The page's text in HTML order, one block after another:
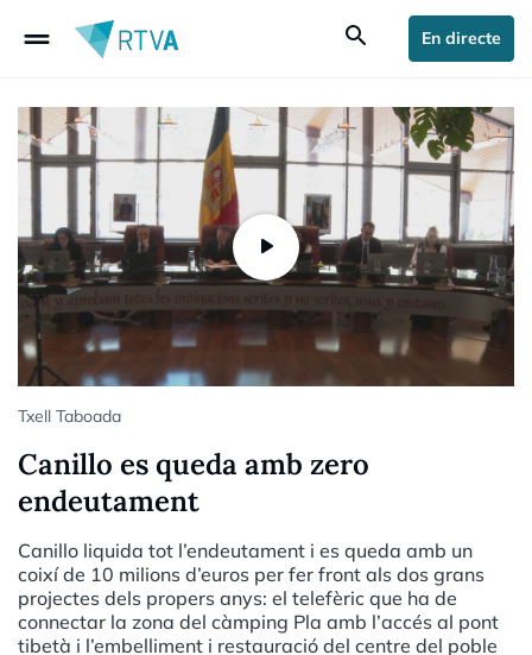
drag_handle search En directe
Txell Taboada
Canillo es queda amb zero
endeutament
Canillo liquida tot l’endeutament i es queda amb un
coixí de 10 milions d’euros per fer front als dos grans
projectes dels propers anys: el telefèric que ha de
connectar la zona del càmping Pla amb l’accés al pont
tibetà i l’embelliment i restauració del centre del poble